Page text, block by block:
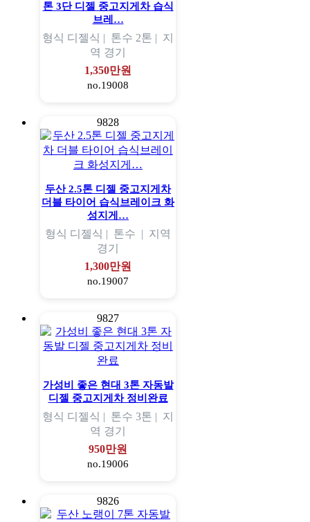
톤 3단 디젤 중고지게차 습식
브레…
형식 디젤식 | 톤수 2톤 | 지
역 경기
1,350만원
no.19008
9828
두산 2.5톤 디젤 중고지게차
더블 타이어 습식브레이크 화
성지게…
형식 디젤식 | 톤수 | 지역
경기
1,300만원
no.19007
9827
가성비 좋은 현대 3톤 자동발
디젤 중고지게차 정비완료
형식 디젤식 | 톤수 3톤 | 지
역 경기
950만원
no.19006
9826